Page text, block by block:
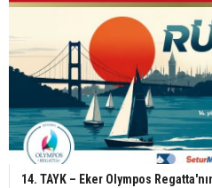
14. TAYK – Eker Olympos